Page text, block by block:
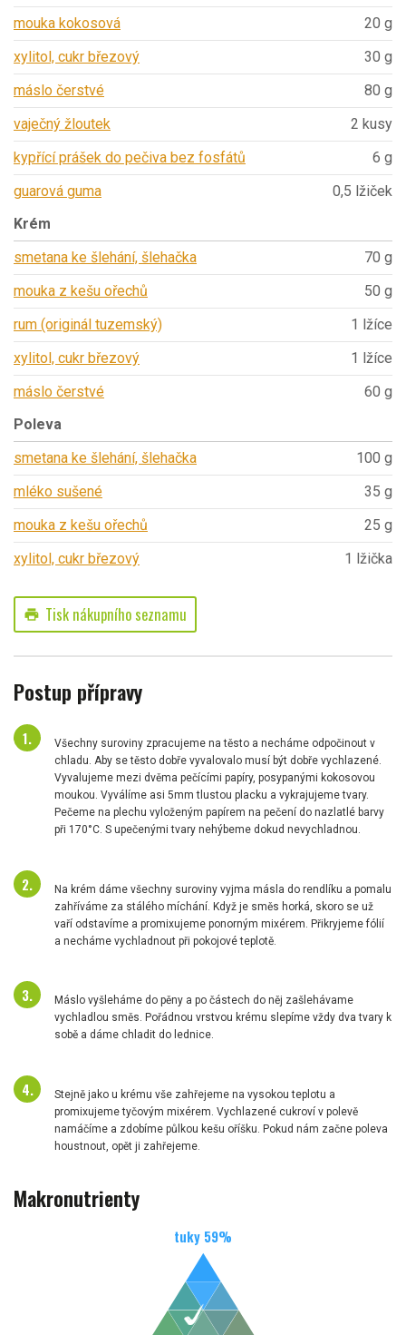
mouka kokosová
20 g
xylitol, cukr březový
30 g
máslo čerstvé
80 g
vaječný žloutek
2 kusy
kypřící prášek do pečiva bez fosfátů
6 g
guarová guma
0,5 lžiček
Krém
smetana ke šlehání, šlehačka
70 g
mouka z kešu ořechů
50 g
rum (originál tuzemský)
1 lžíce
xylitol, cukr březový
1 lžíce
máslo čerstvé
60 g
Poleva
smetana ke šlehání, šlehačka
100 g
mléko sušené
35 g
mouka z kešu ořechů
25 g
xylitol, cukr březový
1 lžička
print Tisk nákupního seznamu
Postup přípravy
Všechny suroviny zpracujeme na těsto a necháme odpočinout v
chladu. Aby se těsto dobře vyvalovalo musí být dobře vychlazené.
Vyvalujeme mezi dvěma pečícími papíry, posypanými kokosovou
moukou. Vyválíme asi 5mm tlustou placku a vykrajujeme tvary.
Pečeme na plechu vyloženým papírem na pečení do nazlatlé barvy
při 170°C. S upečenými tvary nehýbeme dokud nevychladnou.
Na krém dáme všechny suroviny vyjma másla do rendlíku a pomalu
zahříváme za stálého míchání. Když je směs horká, skoro se už
vaří odstavíme a promixujeme ponorným mixérem. Přikryjeme fólií
a necháme vychladnout při pokojové teplotě.
Máslo vyšleháme do pěny a po částech do něj zašlehávame
vychladlou směs. Pořádnou vrstvou krému slepíme vždy dva tvary k
sobě a dáme chladit do lednice.
Stejně jako u krému vše zahřejeme na vysokou teplotu a
promixujeme tyčovým mixérem. Vychlazené cukroví v polevě
namáčíme a zdobíme půlkou kešu oříšku. Pokud nám začne poleva
houstnout, opět ji zahřejeme.
Makronutrienty
tuky 59%